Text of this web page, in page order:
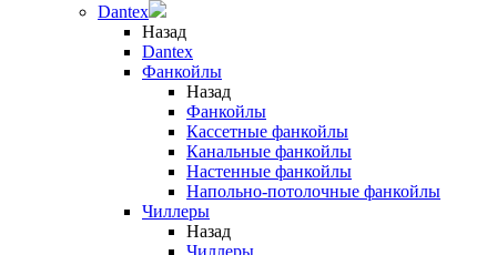
Dantex
Назад
Dantex
Фанкойлы
Назад
Фанкойлы
Кассетные фанкойлы
Канальные фанкойлы
Настенные фанкойлы
Напольно-потолочные фанкойлы
Чиллеры
Назад
Чиллеры